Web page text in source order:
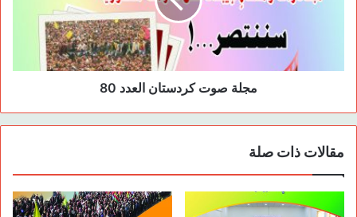
مجلة صوت كردستان العدد 80
مقالات ذات صلة